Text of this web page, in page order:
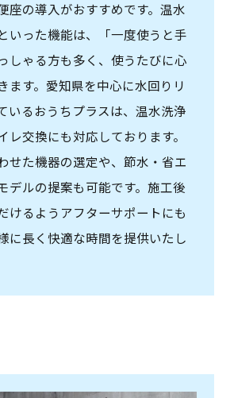
座の導入がおすすめです。温水
いった機能は、「一度使うと手
しゃる方も多く、使うたびに心
ます。愛知県を中心に水回りリ
いるおうちプラスは、温水洗浄
レ交換にも対応しております。
せた機器の選定や、節水・省エ
デルの提案も可能です。施工後
けるようアフターサポートにも
に長く快適な時間を提供いたし